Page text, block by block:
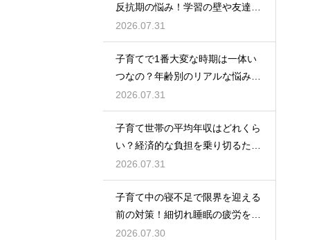
反抗期の悩み！学習の壁や友達関
係のトラブルに適切に向き合って
サポートする術
2026.07.31
子育てで1番大変な時期は一体い
つなの？年齢別のリアルな悩みと
それを乗り越えるための親として
の心構えや工夫
2026.07.31
子育て世帯の平均年収はどれくら
い？経済的な負担を乗り切るため
の家計管理と将来に向けた計画的
な貯金のアドバイス
2026.07.31
子育て中の寝不足で限界を迎える
前の対策！細切れ睡眠の疲労を効
率良く回復させて日中のパフォー
2026.07.30